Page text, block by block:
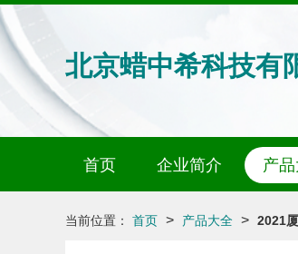
北京蜡中希科技有
首页 企业简介 产
当前位置： 首页 > 产品大全 > 2021